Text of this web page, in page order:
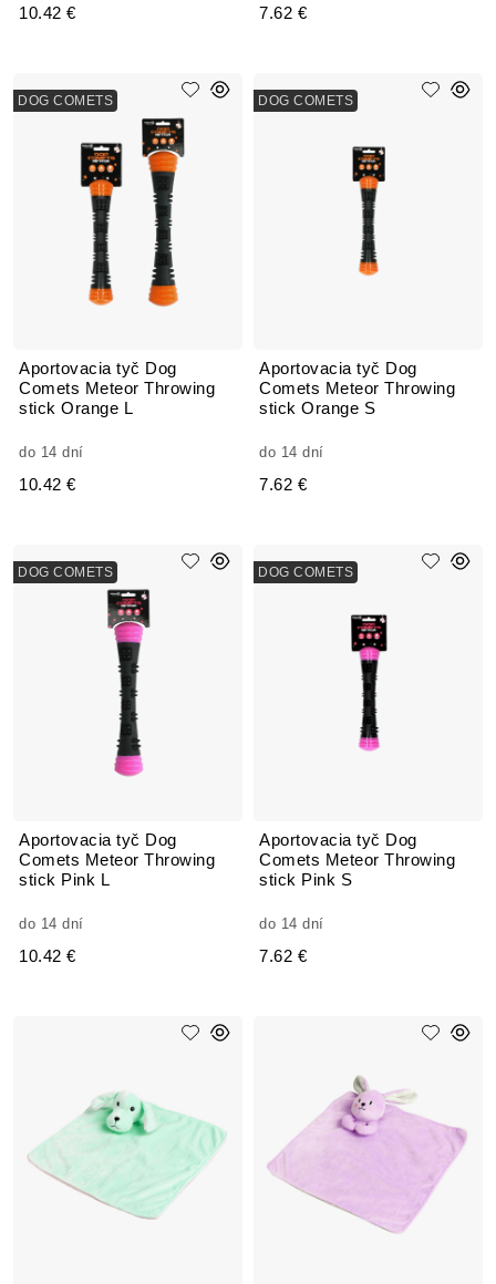
10.42 € 7.62 €
Aportovacia tyč Dog
Comets Meteor Throwing
stick Orange L
DOG COMETS
do 14 dní
10.42 €
Aportovacia tyč Dog
Comets Meteor Throwing
stick Orange S
DOG COMETS
do 14 dní
7.62 €
Aportovacia tyč Dog
Comets Meteor Throwing
stick Pink L
DOG COMETS
do 14 dní
10.42 €
Aportovacia tyč Dog
Comets Meteor Throwing
stick Pink S
DOG COMETS
do 14 dní
7.62 €